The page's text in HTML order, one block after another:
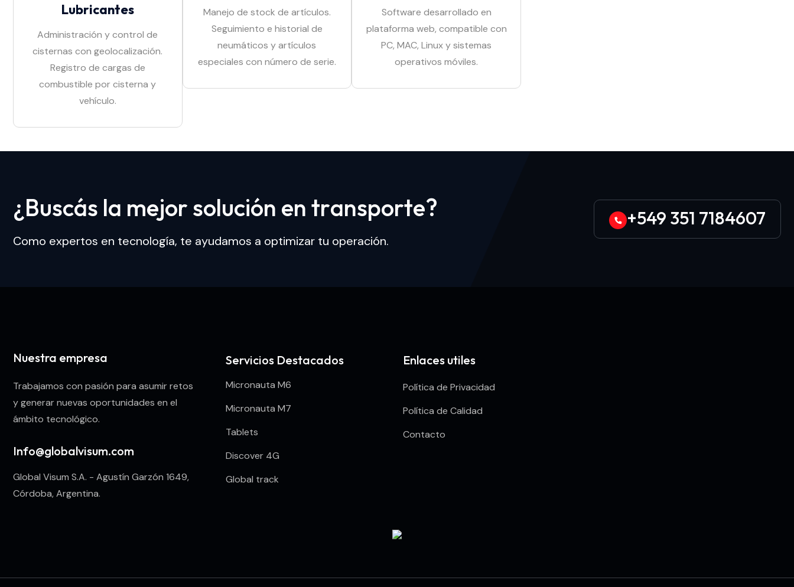
Lubricantes
Administración y control de
cisternas con geolocalización.
Registro de cargas de
combustible por cisterna y
vehículo.
Manejo de stock de artículos.
Seguimiento e historial de
neumáticos y artículos
especiales con número de serie.
Software desarrollado en
plataforma web, compatible con
PC, MAC, Linux y sistemas
operativos móviles.
¿ Buscás la mejor solución en transporte?
Como expertos en tecnología, te ayudamos a optimizar tu operación.
+549 351 7184607
Nuestra empresa
Trabajamos con pasión para asumir retos
y generar nuevas oportunidades en el
ámbito tecnológico.
Info@globalvisum.com
Global Visum S.A. - Agustín Garzón 1649,
Córdoba, Argentina.
Servicios Destacados
Micronauta M6
Micronauta M7
Tablets
Discover 4G
Global track
Enlaces utiles
Política de Privacidad
Política de Calidad
Contacto